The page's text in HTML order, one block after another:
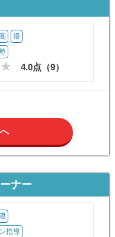
浪
4.0点（9）
ナー
指導